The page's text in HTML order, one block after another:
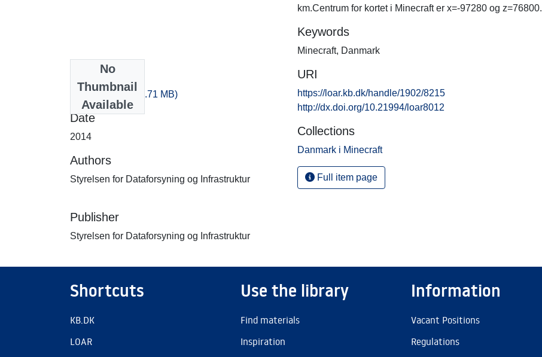
No
Thumbnail
Available
-200_140.zip(481.71 MB)
Date
2014
Authors
Styrelsen for Dataforsyning og Infrastruktur
Publisher
Styrelsen for Dataforsyning og Infrastruktur
km.Centrum for kortet i Minecraft er x=-97280 og z=76800.
Keywords
Minecraft, Danmark
URI
https://loar.kb.dk/handle/1902/8215
http://dx.doi.org/10.21994/loar8012
Collections
Danmark i Minecraft
Full item page
Shortcuts
KB.DK
LOAR
Use the library
Find materials
Inspiration
Information
Vacant Positions
Regulations